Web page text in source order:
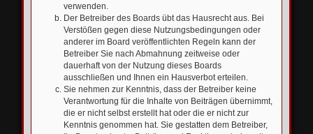
verwenden.
Der Betreiber des Boards übt das Hausrecht aus. Bei
Verstößen gegen diese Nutzungsbedingungen oder
anderer im Board veröffentlichten Regeln kann der
Betreiber Sie nach Abmahnung zeitweise oder
dauerhaft von der Nutzung dieses Boards
ausschließen und Ihnen ein Hausverbot erteilen.
Sie nehmen zur Kenntnis, dass der Betreiber keine
Verantwortung für die Inhalte von Beiträgen übernimmt,
die er nicht selbst erstellt hat oder die er nicht zur
Kenntnis genommen hat. Sie gestatten dem Betreiber,